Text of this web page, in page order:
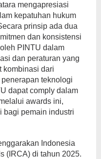
mengapresiasi
kepatuhan hukum
prinsip ada dua
dan konsistensi
PINTU dalam
dan peraturan yang
kombinasi dari
teknologi
dapat comply dalam
awards ini,
bagi pemain industri
Indonesia
(IRCA) di tahun 2025.